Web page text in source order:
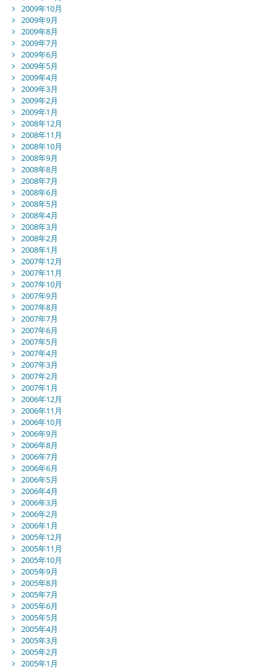
2009年10月
2009年9月
2009年8月
2009年7月
2009年6月
2009年5月
2009年4月
2009年3月
2009年2月
2009年1月
2008年12月
2008年11月
2008年10月
2008年9月
2008年8月
2008年7月
2008年6月
2008年5月
2008年4月
2008年3月
2008年2月
2008年1月
2007年12月
2007年11月
2007年10月
2007年9月
2007年8月
2007年7月
2007年6月
2007年5月
2007年4月
2007年3月
2007年2月
2007年1月
2006年12月
2006年11月
2006年10月
2006年9月
2006年8月
2006年7月
2006年6月
2006年5月
2006年4月
2006年3月
2006年2月
2006年1月
2005年12月
2005年11月
2005年10月
2005年9月
2005年8月
2005年7月
2005年6月
2005年5月
2005年4月
2005年3月
2005年2月
2005年1月